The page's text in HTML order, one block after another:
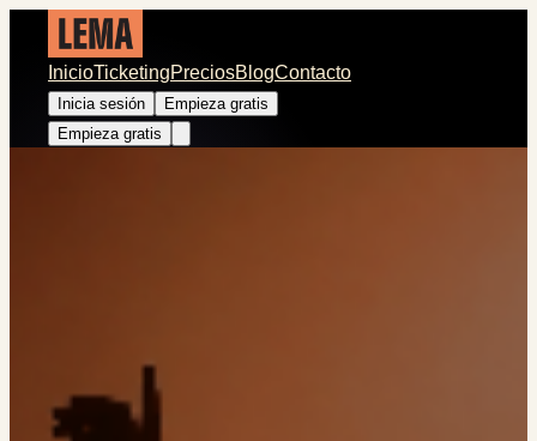
InicioTicketingPreciosBlogContacto
Inicia sesión
Empieza gratis
Empieza gratis